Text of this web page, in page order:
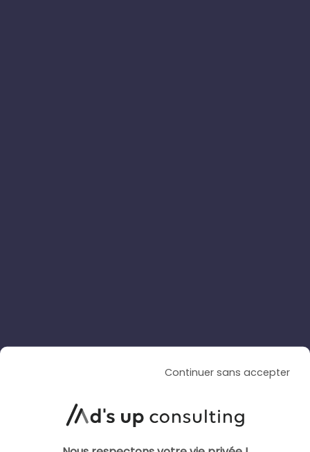
Le 4 août 2026
Continuer sans accepter